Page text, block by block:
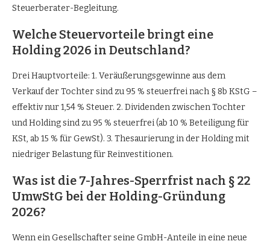
Steuerberater-Begleitung.
Welche Steuervorteile bringt eine
Holding 2026 in Deutschland?
Drei Hauptvorteile: 1. Veräußerungsgewinne aus dem
Verkauf der Tochter sind zu 95 % steuerfrei nach § 8b KStG –
effektiv nur 1,54 % Steuer. 2. Dividenden zwischen Tochter
und Holding sind zu 95 % steuerfrei (ab 10 % Beteiligung für
KSt, ab 15 % für GewSt). 3. Thesaurierung in der Holding mit
niedriger Belastung für Reinvestitionen.
Was ist die 7-Jahres-Sperrfrist nach § 22
UmwStG bei der Holding-Gründung
2026?
Wenn ein Gesellschafter seine GmbH-Anteile in eine neue